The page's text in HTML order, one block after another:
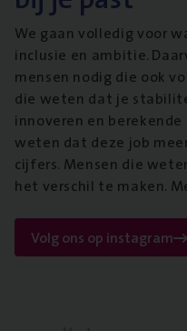
We gaan volledig voor
inclusie en ambitie.
mensen nodig die ook
die weten dat je
innoveren en berekende
weten dat deze job
cijfers. Mensen die
het verschil te maken.
Volg ons op instagram